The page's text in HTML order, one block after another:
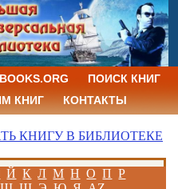
ПОИСК КНИГ
КНИГ
КОНТАКТЫ
КНИГУ В БИБЛИОТЕКЕ
Й К Л М Н О П Р